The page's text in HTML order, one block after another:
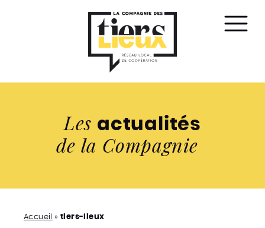
le
Les actualités
de la Compagnie
Accueil »tiers-lieux